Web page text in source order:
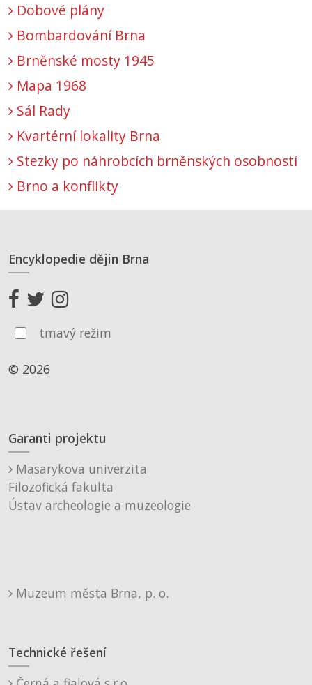
Dobové plány
Bombardování Brna
Brněnské mosty 1945
Mapa 1968
Sál Rady
Kvartérní lokality Brna
Stezky po náhrobcích brněnských osobností
Brno a konflikty
Encyklopedie dějin Brna
tmavý režim
© 2026
Garanti projektu
Masarykova univerzita
Filozofická fakulta
Ústav archeologie a muzeologie
Muzeum města Brna, p. o.
Technické řešení